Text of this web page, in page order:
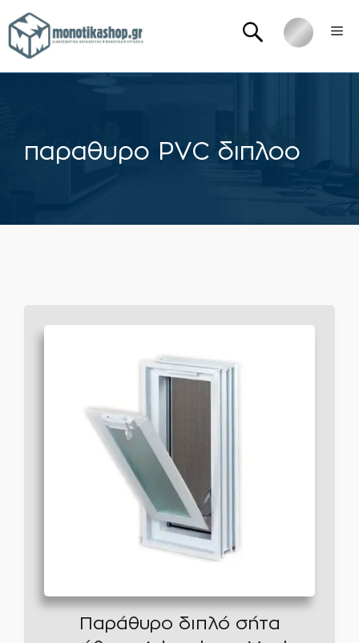
Μετάβαση
σε
περιεχόμενο
παραθυρο PVC διπλοο
Παράθυρο διπλό σήτα